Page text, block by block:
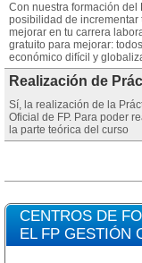
Con nuestra formación del
posibilidad de
mejorar en tu carrera
gratuito para mejorar:
económico difícil y
Realización de
Sí, la realización de la
Oficial de FP. Para poder
la parte teórica del curso
CENTROS DE
EL FP GESTIÓN